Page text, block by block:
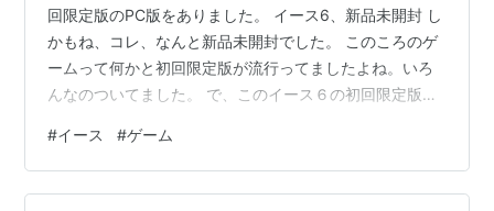
回限定版のPC版をありました。 イース6、新品未開封 し
かもね、コレ、なんと新品未開封でした。 このころのゲ
ームって何かと初回限定版が流行ってましたよね。いろ
んなのついてました。 で、このイース６の初回限定版は
ース6を買ったら、イースの１～５まで付いてくるとい
う、すごい特典です。 イース１～３はPC-88版、イース
４～５はSFC版になります。 未開封なので、もちろんや
#イース #ゲーム